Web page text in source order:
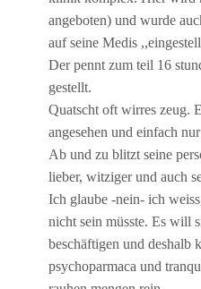
angeboten) und wurde
auf seine Medis
Der pennt zum teil 16
gestellt.
Quatscht oft wirres zeug.
angesehen und einfach
Ab und zu blitzt seine
lieber, witziger und auch
Ich glaube -nein- ich
nicht sein müsste. Es will
beschäftigen und deshalb
psychoparmaca und